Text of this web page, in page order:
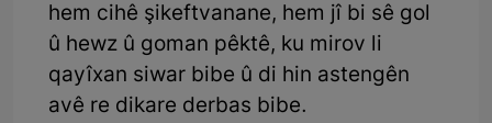
hem cihê şikeftvanane, hem jî bi sê gol
û hewz û goman pêktê, ku mirov li
qayîxan siwar bibe û di hin astengên
avê re dikare derbas bibe.